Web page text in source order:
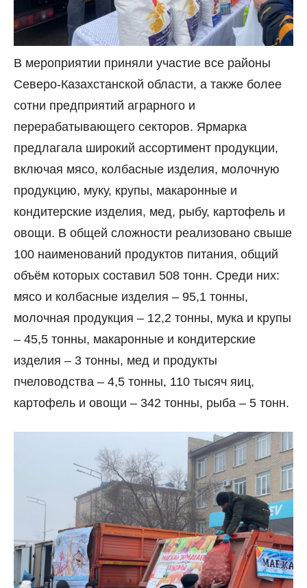
В мероприятии приняли участие все районы
Северо-Казахстанской области, а также более
сотни предприятий аграрного и
перерабатывающего секторов. Ярмарка
предлагала широкий ассортимент продукции,
включая мясо, колбасные изделия, молочную
продукцию, муку, крупы, макаронные и
кондитерские изделия, мед, рыбу, картофель и
овощи. В общей сложности реализовано свыше
100 наименований продуктов питания, общий
объём которых составил 508 тонн. Среди них:
мясо и колбасные изделия – 95,1 тонны,
молочная продукция – 12,2 тонны, мука и крупы
– 45,5 тонны, макаронные и кондитерские
изделия – 3 тонны, мед и продукты
пчеловодства – 4,5 тонны, 110 тысяч яиц,
картофель и овощи – 342 тонны, рыба – 5 тонн.